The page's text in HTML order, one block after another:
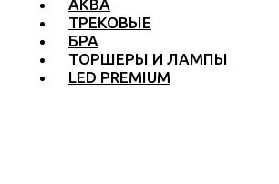
АКВА
ТРЕКОВЫЕ
БРА
ТОРШЕРЫ И ЛАМПЫ
LED PREMIUM